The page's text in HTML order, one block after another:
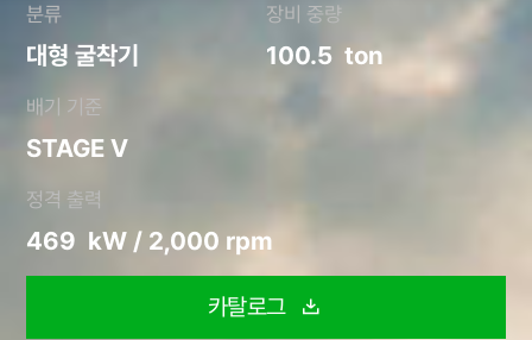
분류
대형 굴착기
장비 중량
100.5 ton
배기 기준
STAGE V
정격 출력
469 kW / 2,000 rpm
카탈로그